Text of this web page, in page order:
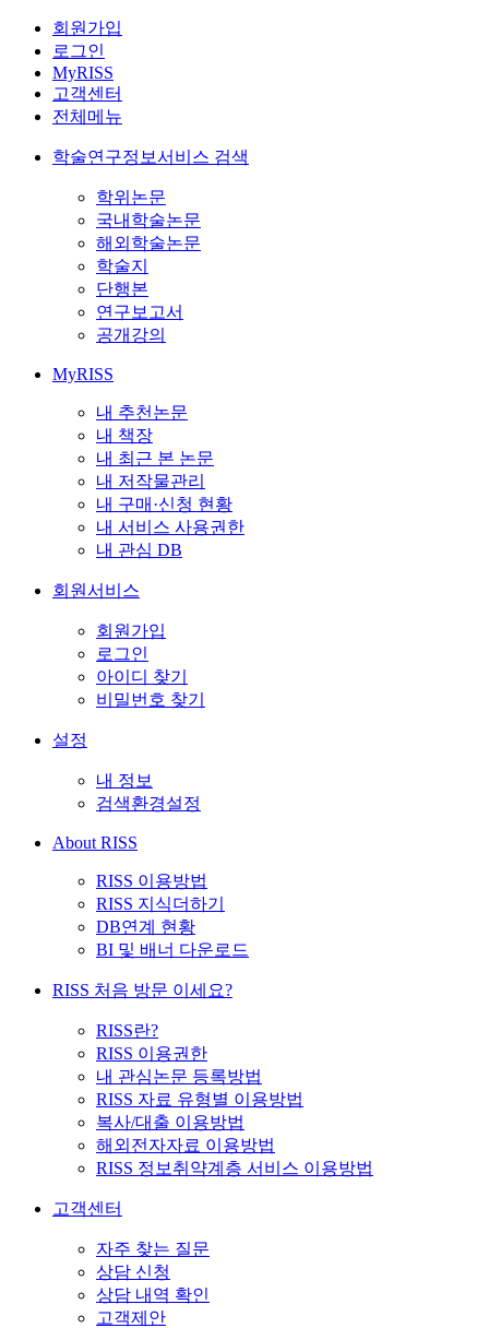
회원가입
로그인
MyRISS
고객센터
전체메뉴
학술연구정보서비스 검색
학위논문
국내학술논문
해외학술논문
학술지
단행본
연구보고서
공개강의
MyRISS
내 추천논문
내 책장
내 최근 본 논문
내 저작물관리
내 구매·신청 현황
내 서비스 사용권한
내 관심 DB
회원서비스
회원가입
로그인
아이디 찾기
비밀번호 찾기
설정
내 정보
검색환경설정
About RISS
RISS 이용방법
RISS 지식더하기
DB연계 현황
BI 및 배너 다운로드
RISS 처음 방문 이세요?
RISS란?
RISS 이용권한
내 관심논문 등록방법
RISS 자료 유형별 이용방법
복사/대출 이용방법
해외전자자료 이용방법
RISS 정보취약계층 서비스 이용방법
고객센터
자주 찾는 질문
상담 신청
상담 내역 확인
고객제안